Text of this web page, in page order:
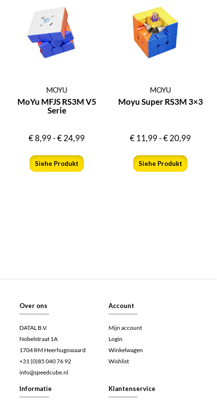
MOYU
MoYu MFJS RS3M V5
Serie
€8,99-€24,99
Siehe Produkt
MOYU
Moyu Super RS3M 3×3
€11,99-€20,99
Siehe Produkt
Over ons
DATAL B.V.
Nobelstraat 1A
1704 RM Heerhugowaard
+31 (0)85 040 76 92
info@speedcube.nl
Account
Mijn account
Login
Winkelwagen
Wishlist
Informatie Klantenservice